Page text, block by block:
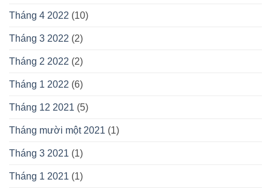
Tháng 4 2022 (10)
Tháng 3 2022 (2)
Tháng 2 2022 (2)
Tháng 1 2022 (6)
Tháng 12 2021 (5)
Tháng mười một 2021 (1)
Tháng 3 2021 (1)
Tháng 1 2021 (1)